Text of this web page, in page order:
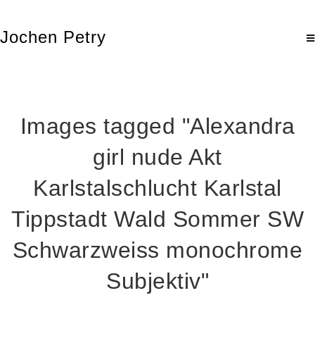
Jochen Petry
Images tagged "Alexandra
girl nude Akt
Karlstalschlucht Karlstal
Tippstadt Wald Sommer SW
Schwarzweiss monochrome
Subjektiv"